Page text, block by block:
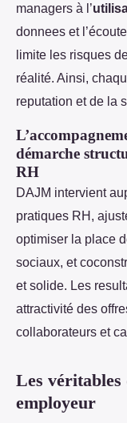
managers à l’
donnees et
limite les risques
réalité. Ainsi,
reputation et de la
démarche
RH
DAJM intervient
pratiques RH,
optimiser la place
sociaux, et
et solide. Les
attractivité des
collaborateurs et
Les véritables
employeur